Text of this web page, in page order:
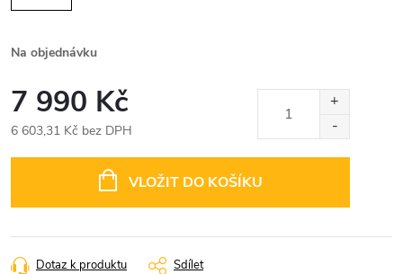
Na objednávku
7 990 Kč
6 603,31 Kč bez DPH
VLOŽIT DO KOŠÍKU
Dotaz k produktu Sdílet